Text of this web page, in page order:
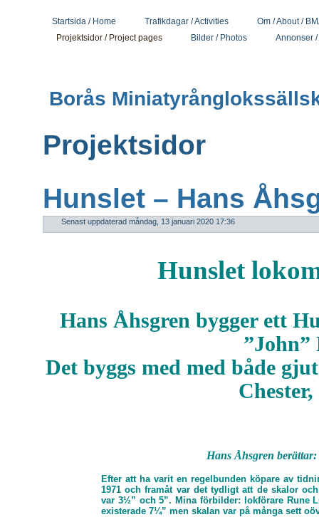
Startsida / Home Trafikdagar / Activities
Om / About /
Projektsidor / Project pages
Bilder / Photos Annonser
Borås
Projektsidor
Hunslet – Hans
Senast uppdaterad måndag, 13 januari 2020 17:36
Hunslet
Hans Åhsgren bygger ett
Det byggs med med både
Hans Åhsgren
Efter att ha varit en regelbunden köpare av
1971 och framåt var det tydligt att de skalor
var 3½” och 5”. Mina förbilder: lokförare Rune
existerade 7¼” men skalan var på många sett